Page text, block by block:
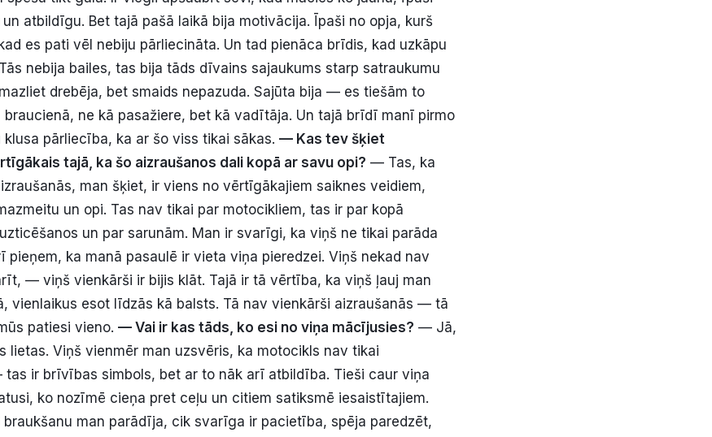
atbildīgu. Bet tajā pašā laikā bija motivācija. Īpaši no opja, kurš
es pati vēl nebiju pārliecināta. Un tad pienāca brīdis, kad uzkāpu
nebija bailes, tas bija tāds dīvains sajaukums starp satraukumu
drebēja, bet smaids nepazuda. Sajūta bija — es tiešām to
braucienā, ne kā pasažiere, bet kā vadītāja. Un tajā brīdī manī pirmo
pārliecība, ka ar šo viss tikai sākas. — Kas tev šķiet
tajā, ka šo aizraušanos dali kopā ar savu opi? — Tas, ka
man šķiet, ir viens no vērtīgākajiem saiknes veidiem,
un opi. Tas nav tikai par motocikliem, tas ir par kopā
un par sarunām. Man ir svarīgi, ka viņš ne tikai parāda
pieņem, ka manā pasaulē ir vieta viņa pieredzei. Viņš nekad nav
— viņš vienkārši ir bijis klāt. Tajā ir tā vērtība, ka viņš ļauj man
vienlaikus esot līdzās kā balsts. Tā nav vienkārši aizraušanās — tā
patiesi vieno. — Vai ir kas tāds, ko esi no viņa mācījusies? — Jā,
lietas. Viņš vienmēr man uzsvēris, ka motocikls nav tikai
ir brīvības simbols, bet ar to nāk arī atbildība. Tieši caur viņa
ko nozīmē cieņa pret ceļu un citiem satiksmē iesaistītajiem.
man parādīja, cik svarīga ir pacietība, spēja paredzēt,